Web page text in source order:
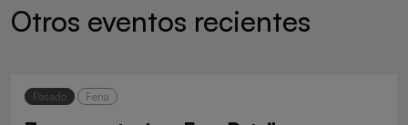
Otros eventos recientes
Pasado Feria